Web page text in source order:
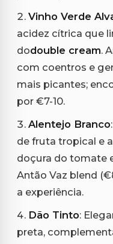
Vinho Verde
acidez cítrica que
dodouble cream.
com coentros e
mais picantes;
por €7-10.
Alentejo Branco
de fruta tropical e
doçura do tomate
Antão Vaz blend
a experiência.
Dão Tinto:
preta,